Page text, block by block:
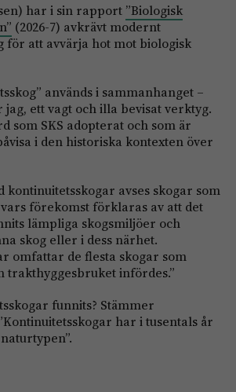
har i sin rapport ”Biologisk
(2026-7) avkrävt modernt
för att avvärja hot mot biologisk
används i sammanhanget –
jag, ett vagt och illa bevisat verktyg.
som SKS adopterat och som är
i den historiska kontexten över
kontinuitetsskogar avses skogar som
förekomst förklaras av att det
lämpliga skogsmiljöer och
skog eller i dess närhet.
omfattar de flesta skogar som
trakthyggesbruket infördes.”
funnits? Stämmer
har i tusentals år